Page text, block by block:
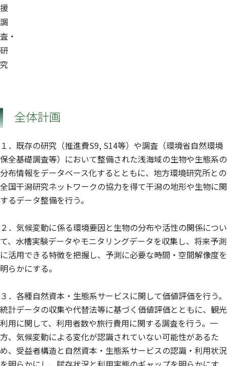
援
調
査・
研
究
全体計画
１．既存の研究（推進費S9, S14等）や調査（環境省自然環境
保全基礎調査等）において整備された浅海域の生物や生態系の
分布情報をデータベース化するとともに、地方環境研究所との
全国干潟研究ネットワークの協力を得て干潟の地形や生物に関
するデータ整備を行う。
２．気候変動に係る環境要因と生物の分布や活性の関係につい
て、水槽実験データやモニタリングデータを収集し、将来予測
に活用できる特徴を把握し、予測に必要な時間・空間解像度を
明らかにする。
３．各種自然資本・生態系サービスに関して価値評価を行う。
統計データの収集や代替法等に基づく価値評価とともに、観光
利用に関して、利用者数や旅行費用に関する調査を行う。一
方、気候変動による変化が認識されていない可能性があるた
め、受益者構造と自然資本・生態系サービスの認識・利用状況